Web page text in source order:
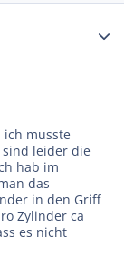
ich musste
sind leider die
hab im
das
in den Griff
Zylinder ca
es nicht